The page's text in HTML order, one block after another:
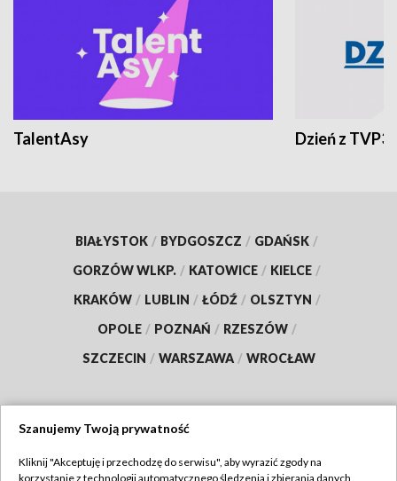
TalentAsy Dzień z TVP3
BIAŁYSTOK / BYDGOSZCZ / GDAŃSK /
GORZÓW WLKP. / KATOWICE / KIELCE /
KRAKÓW / LUBLIN / ŁÓDŹ / OLSZTYN /
OPOLE / POZNAŃ / RZESZÓW /
SZCZECIN / WARSZAWA / WROCŁAW
Szanujemy Twoją prywatność
Kliknij "Akceptuję i przechodzę do serwisu", aby wyrazić zgody na
korzystanie z technologii automatycznego śledzenia i zbierania danych,